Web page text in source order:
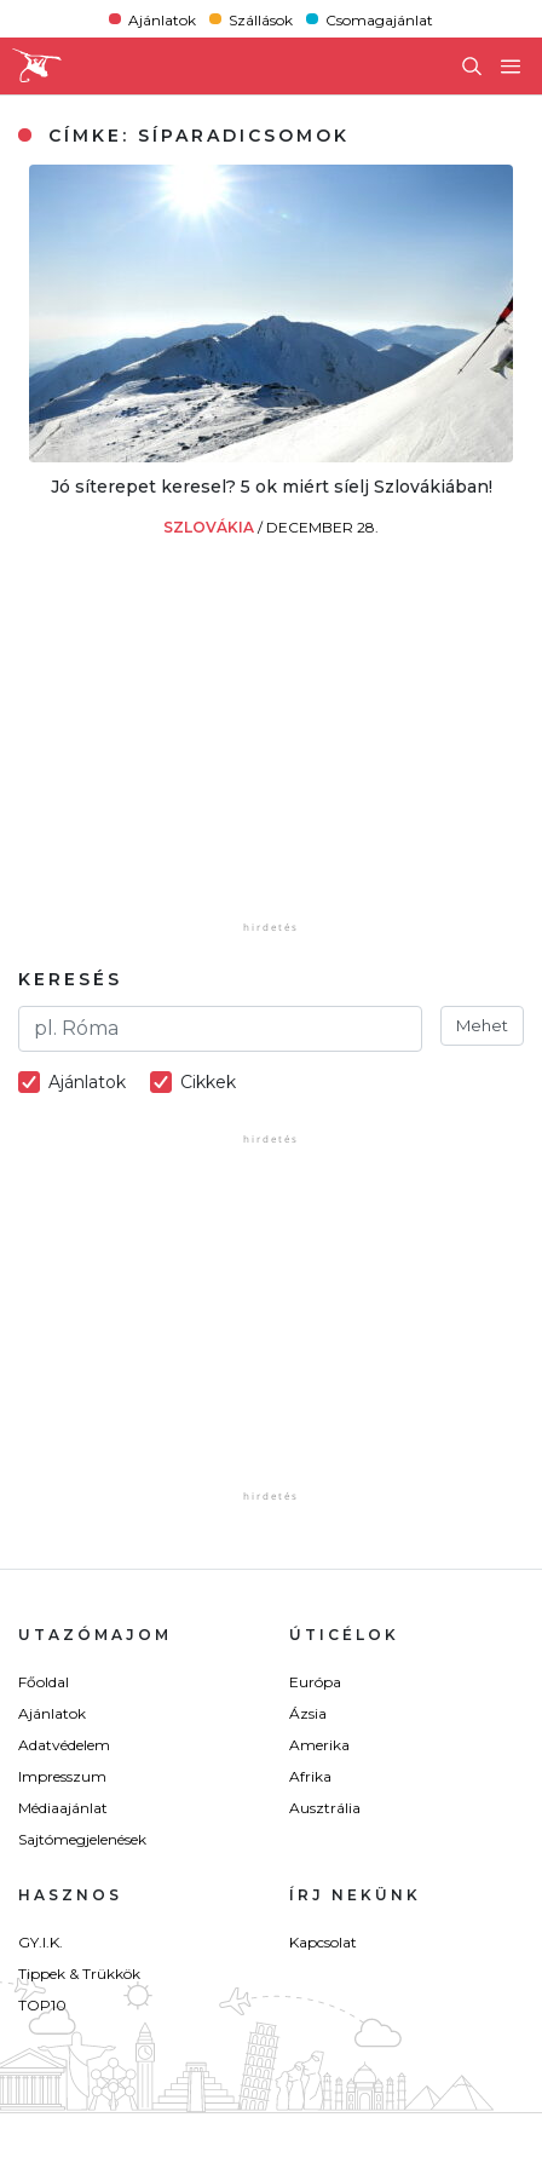
Ajánlatok Szállások Csomagajánlat
CÍMKE: SÍPARADICSOMOK
Jó síterepet keresel? 5 ok miért síelj Szlovákiában!
SZLOVÁKIA / DECEMBER 28.
KERESÉS
Mehet
Ajánlatok Cikkek
UTAZÓMAJOM
Főoldal
Ajánlatok
Adatvédelem
Impresszum
Médiaajánlat
Sajtómegjelenések
ÚTICÉLOK
Európa
Ázsia
Amerika
Afrika
Ausztrália
HASZNOS
GY.I.K.
Tippek & Trükkök
TOP10
ÍRJ NEKÜNK
Kapcsolat